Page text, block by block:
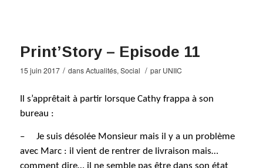
Print’Story – Episode 11
15 juin 2017 / dansActualités,Social / par UNIIC
Il s’apprêtait à partir lorsque Cathy frappa à son
bureau :
–
Je suis désolée Monsieur mais il y a un problème
avec Marc : il vient de rentrer de livraison mais…
comment dire… il ne semble pas être dans son état